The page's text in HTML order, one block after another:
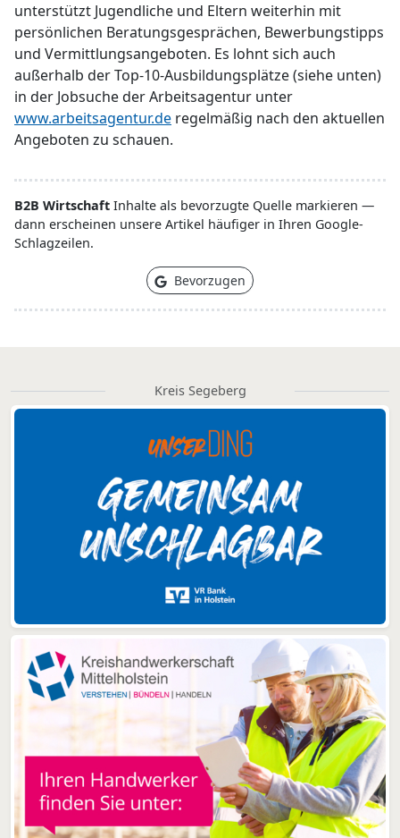
unterstützt Jugendliche und Eltern weiterhin mit
persönlichen Beratungsgesprächen, Bewerbungstipps
und Vermittlungsangeboten. Es lohnt sich auch
außerhalb der Top-10-Ausbildungsplätze (siehe unten)
in der Jobsuche der Arbeitsagentur unter
www.arbeitsagentur.de regelmäßig nach den aktuellen
Angeboten zu schauen.
B2B Wirtschaft Inhalte als bevorzugte Quelle markieren —
dann erscheinen unsere Artikel häufiger in Ihren Google-
Schlagzeilen.
Bevorzugen
Kreis Segeberg